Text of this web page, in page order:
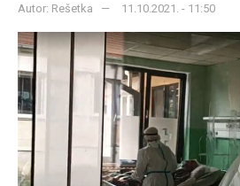
Autor: Rešetka 11.10.2021. - 11:50